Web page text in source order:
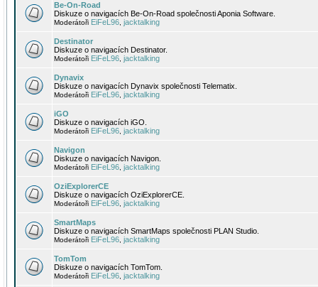
Be-On-Road
Diskuze o navigacích Be-On-Road společnosti Aponia Software.
Moderátoři EiFeL96 jacktalking
Destinator
Diskuze o navigacích Destinator.
Moderátoři EiFeL96 jacktalking
Dynavix
Diskuze o navigacích Dynavix společnosti Telematix.
Moderátoři EiFeL96 jacktalking
iGO
Diskuze o navigacích iGO.
Moderátoři EiFeL96 jacktalking
Navigon
Diskuze o navigacích Navigon.
Moderátoři EiFeL96 jacktalking
OziExplorerCE
Diskuze o navigacích OziExplorerCE.
Moderátoři EiFeL96 jacktalking
SmartMaps
Diskuze o navigacích SmartMaps společnosti PLAN Studio.
Moderátoři EiFeL96 jacktalking
TomTom
Diskuze o navigacích TomTom.
Moderátoři EiFeL96 jacktalking